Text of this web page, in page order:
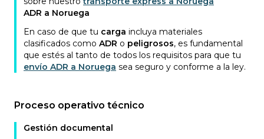
ADR a Noruega
En caso de que tu carga incluya materiales
clasificados como ADR o peligrosos, es fundamental
que estés al tanto de todos los requisitos para que tu
envío ADR a Noruega sea seguro y conforme a la ley.
Proceso operativo técnico
Gestión documental